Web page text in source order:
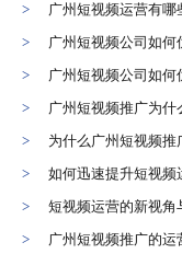
广州短视频运营有哪
广州短视频公司如何
广州短视频公司如何
广州短视频推广为什
为什么广州短视频推
如何迅速提升短视频
短视频运营的新视角
广州短视频推广的运